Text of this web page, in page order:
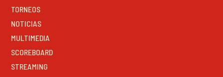
TORNEOS
NOTICIAS
MULTIMEDIA
SCOREBOARD
STREAMING